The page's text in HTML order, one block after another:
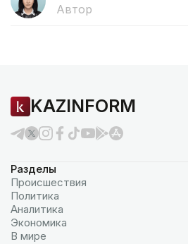
Автор
KAZINFORM
Разделы
Происшествия
Политика
Аналитика
Экономика
В мире